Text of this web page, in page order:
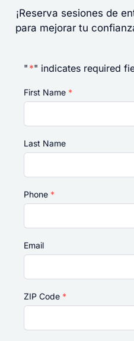
¡Reserva sesiones de
para mejorar tu
" *" indicates required
First Name *
Last Name
Phone *
Email
ZIP Code *